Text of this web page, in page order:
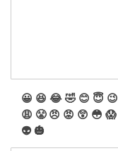
😀 😆 😂🤣 😊 😇 😉
😩 😤 😠 😡 😲 😳 😱
👽 🎃